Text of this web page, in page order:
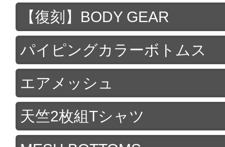
【復刻】BODY GEAR
パイピングカラーボトムス
エアメッシュ
天竺2枚組Tシャツ